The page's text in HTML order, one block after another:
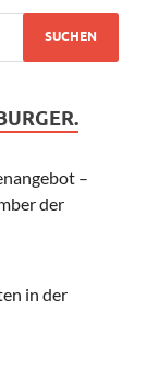
–
der
in der